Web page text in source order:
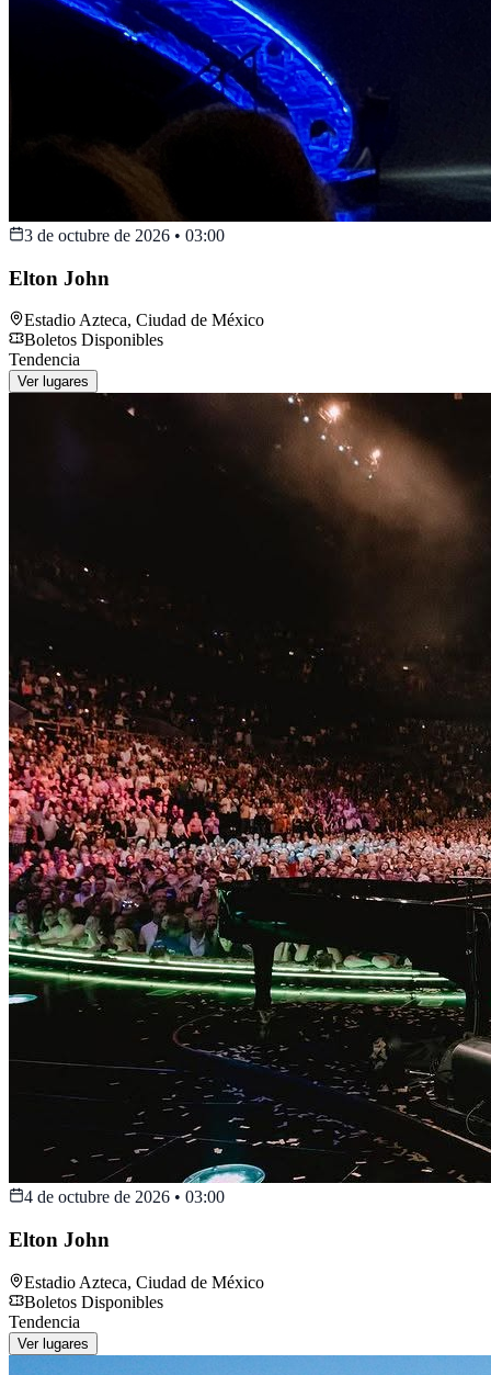
3 de octubre de 2026 • 03:00
Elton John
Estadio Azteca, Ciudad de México
Boletos Disponibles
Tendencia
Ver lugares
4 de octubre de 2026 • 03:00
Elton John
Estadio Azteca, Ciudad de México
Boletos Disponibles
Tendencia
Ver lugares